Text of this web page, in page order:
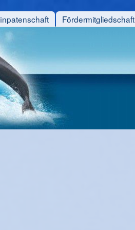
Fördermitgliedschaft